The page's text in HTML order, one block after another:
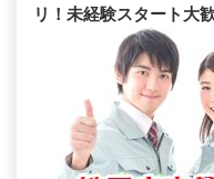
リ！未経験スタート大